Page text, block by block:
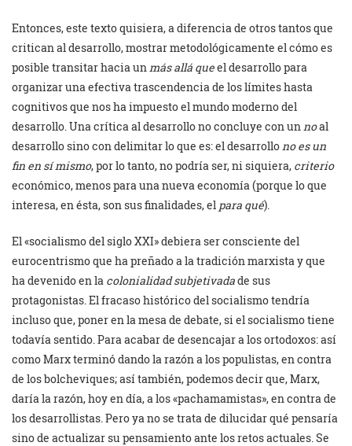
Entonces, este texto quisiera, a diferencia de otros tantos que
critican al desarrollo, mostrar metodológicamente el cómo es
posible transitar hacia un más allá queel desarrollo para
organizar una efectiva trascendencia de los límites hasta
cognitivos que nos ha impuesto el mundo moderno del
desarrollo. Una crítica al desarrollo no concluye con un noal
desarrollo sino con delimitar lo que es: el desarrollo no es un
fin en sí mismo, por lo tanto, no podría ser, ni siquiera, criterio
económico, menos para una nueva economía (porque lo que
interesa, en ésta, son sus finalidades, el para qué).
El «socialismo del siglo XXI» debiera ser consciente del
eurocentrismo que ha preñado a la tradición marxista y que
ha devenido en la colonialidad subjetivadade sus
protagonistas. El fracaso histórico del socialismo tendría
incluso que, poner en la mesa de debate, si el socialismo tiene
todavía sentido. Para acabar de desencajar a los ortodoxos: así
como Marx terminó dando la razón a los populistas, en contra
de los bolcheviques; así también, podemos decir que, Marx,
daría la razón, hoy en día, a los «pachamamistas», en contra de
los desarrollistas. Pero ya no se trata de dilucidar qué pensaría
sino de actualizar su pensamiento ante los retos actuales. Se